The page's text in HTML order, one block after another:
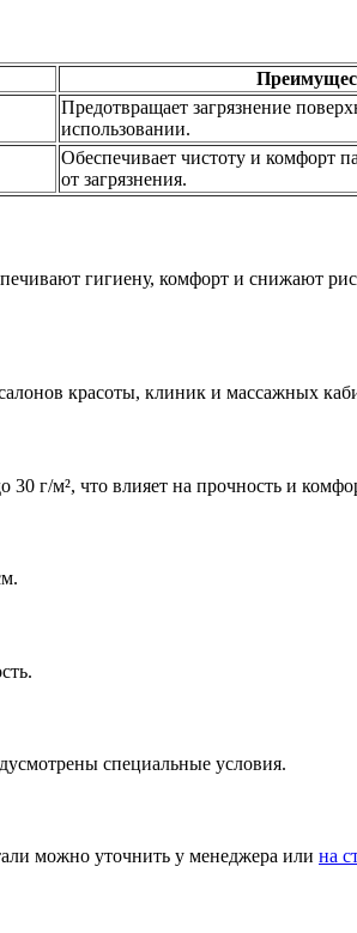
Предотвращает загрязнение
использовании.
Обеспечивает чистоту и комфорт
от загрязнения.
гигиену, комфорт и снижают
красоты, клиник и массажных
г/м², что влияет на прочность и
специальные условия.
можно уточнить у менеджера или на